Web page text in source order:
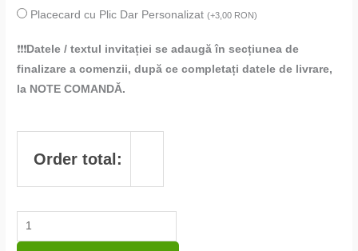
Placecard cu Plic Dar Personalizat(+3,00 RON)
❗❗❗ Datele / textul invitației se adaugă în secțiunea de
finalizare a comenzii, după ce completați datele de livrare,
la NOTE COMANDĂ.
Order total: